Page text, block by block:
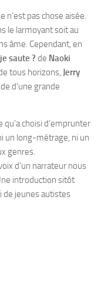
n’est pas chose aisée.
le larmoyant soit au
âme. Cependant, en
saute ? de Naoki
tous horizons, Jerry
d’une grande
choisi d’emprunter
un long-métrage, ni un
genres.
d’un narrateur nous
introduction sitôt
de jeunes autistes